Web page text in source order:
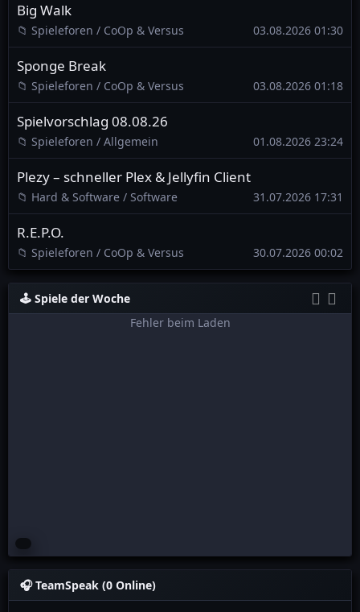
Big Walk
📁 Spieleforen / CoOp & Versus 03.08.2026 01:30
Sponge Break
📁 Spieleforen / CoOp & Versus 03.08.2026 01:18
Spielvorschlag 08.08.26
📁 Spieleforen / Allgemein 01.08.2026 23:24
Plezy – schneller Plex & Jellyfin Client
📁 Hard & Software / Software 31.07.2026 17:31
R.E.P.O.
📁 Spieleforen / CoOp & Versus 30.07.2026 00:02
🕹️ Spiele der Woche
Fehler beim Laden
🎧TeamSpeak (0 Online)